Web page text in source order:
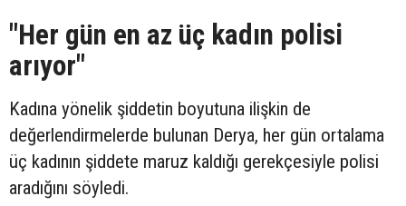
"Her gün en az üç kadın polisi
arıyor"
Kadına yönelik şiddetin boyutuna ilişkin de
değerlendirmelerde bulunan Derya, her gün ortalama
üç kadının şiddete maruz kaldığı gerekçesiyle polisi
aradığını söyledi.